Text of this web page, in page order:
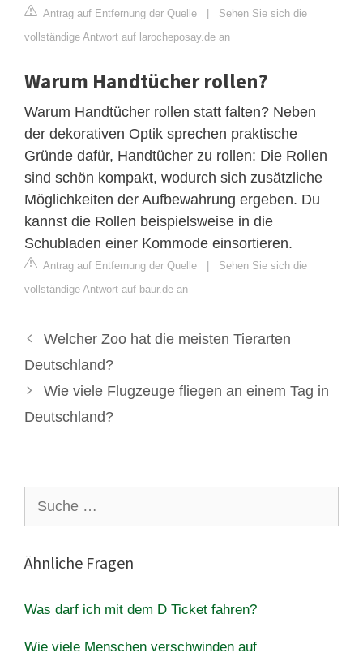
Antrag auf Entfernung der Quelle | Sehen Sie sich die
vollständige Antwort auf larocheposay.de an
Warum Handtücher rollen?
Warum Handtücher rollen statt falten? Neben
der dekorativen Optik sprechen praktische
Gründe dafür, Handtücher zu rollen: Die Rollen
sind schön kompakt, wodurch sich zusätzliche
Möglichkeiten der Aufbewahrung ergeben. Du
kannst die Rollen beispielsweise in die
Schubladen einer Kommode einsortieren.
Antrag auf Entfernung der Quelle | Sehen Sie sich die
vollständige Antwort auf baur.de an
Welcher Zoo hat die meisten Tierarten
Deutschland?
Wie viele Flugzeuge fliegen an einem Tag in
Deutschland?
nach:
Ähnliche Fragen
Was darf ich mit dem D Ticket fahren?
Wie viele Menschen verschwinden auf